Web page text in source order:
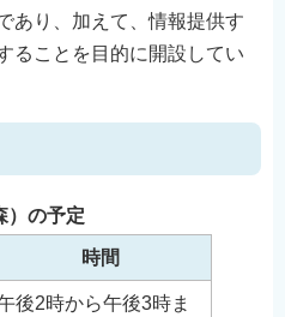
あり、加えて、情報提供す
ることを目的に開設してい
）の予定
時間
後2時から午後3時ま